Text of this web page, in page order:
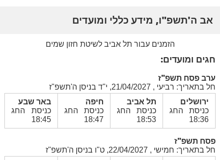
אב ה'תשפ"ו, מידע כללי ומועדים
הזמנים עבור תל אביב לשיטת חזון שמים
חגים ומועדים:
ערב פסח תשפ"ז
חל בתאריך: רביעי , 21/04/2027, י"ד בניסן ה'תשפ"ז
ירושלים
כניסת החג
18:36
תל אביב
כניסת החג
18:53
חיפה
כניסת החג
18:47
באר שבע
כניסת החג
18:45
פסח תשפ"ז
חל בתאריך: חמישי , 22/04/2027, ט"ו בניסן ה'תשפ"ז